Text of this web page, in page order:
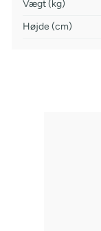
Vægt (kg)
Højde (cm)